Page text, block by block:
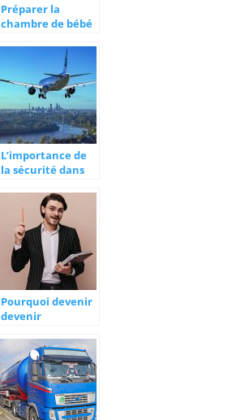
Préparer la
chambre de bébé
L’importance de
la sécurité dans
chaque pays
Pourquoi devenir
devenir
écoles ?